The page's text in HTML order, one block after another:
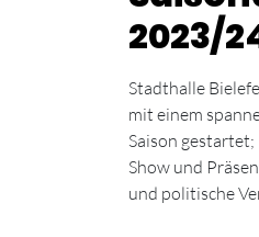
2023/
Stadthalle
mit einem
Saison
Show und
und politische